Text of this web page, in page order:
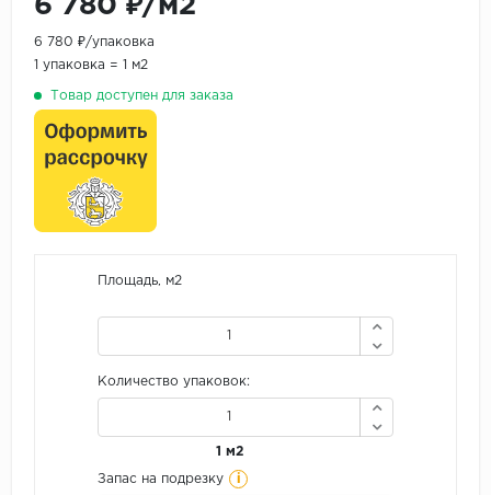
6 780 ₽/м2
6 780 ₽/упаковка
1 упаковка = 1 м2
Товар доступен для заказа
Площадь, м2
Количество упаковок:
1 м2
Запас на подрезку i